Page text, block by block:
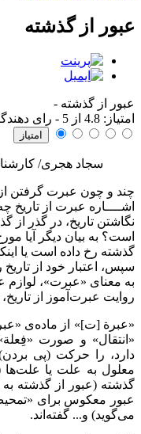
عبور از گذشته
عبور از گذشته -
امتياز: 4.8 از 5 - رای دهندگان:
سجاد هجری/
چند و چون عبرت گرفتن از
اشــــاره عبرت از تاریخ
نگاشتن تاریخ، در گذر از
است؟ به بیان دیگر آیا
گذشته رخ داده است یا
سپس، اعتبار خود از تاریخ
به معنای «عبرت»، لوازم
روایت عبرت‌آموز از
«عبرة [ت]» از ماده‌ی
«انتقال» و صورت
دارد، را حرکت (پی
معلول به علت یا علت‌ها
گذشته (عبور از گذشته
عبور معکوس برای
می‌گوید) و... گفته‌اند.